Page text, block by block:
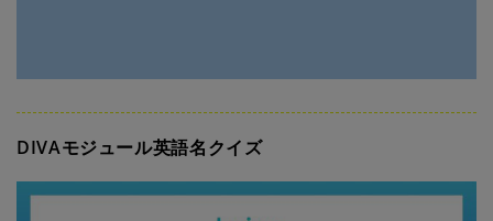
DIVAモジュール英語名クイズ